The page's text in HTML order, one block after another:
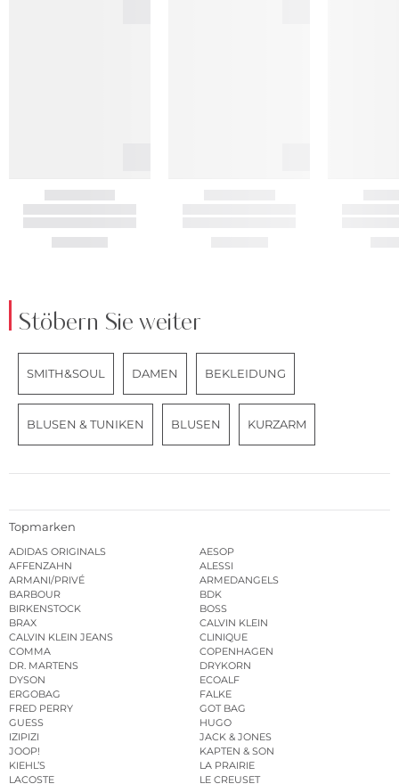
Stöbern Sie weiter
SMITH&SOUL DAMEN BEKLEIDUNG
BLUSEN & TUNIKEN BLUSEN KURZARM
Topmarken
ADIDAS ORIGINALS
AESOP
AFFENZAHN
ALESSI
ARMANI/PRIVÉ
ARMEDANGELS
BARBOUR
BDK
BIRKENSTOCK
BOSS
BRAX
CALVIN KLEIN
CALVIN KLEIN JEANS
CLINIQUE
COMMA
COPENHAGEN
DR. MARTENS
DRYKORN
DYSON
ECOALF
ERGOBAG
FALKE
FRED PERRY
GOT BAG
GUESS
HUGO
IZIPIZI
JACK & JONES
JOOP!
KAPTEN & SON
KIEHL’S
LA PRAIRIE
LACOSTE
LE CREUSET